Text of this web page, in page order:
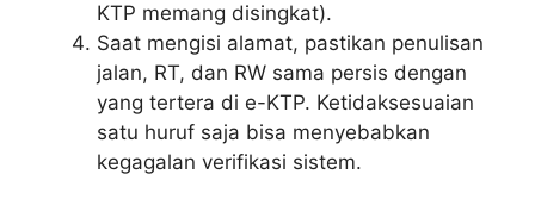
KTP memang disingkat).
Saat mengisi alamat, pastikan penulisan
jalan, RT, dan RW sama persis dengan
yang tertera di e-KTP. Ketidaksesuaian
satu huruf saja bisa menyebabkan
kegagalan verifikasi sistem.